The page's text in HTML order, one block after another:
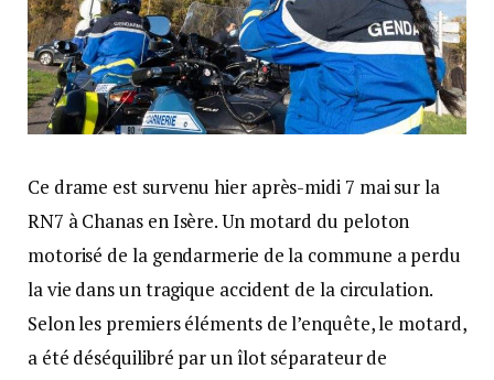
Ce drame est survenu hier après-midi 7 mai sur la
RN7 à Chanas en Isère. Un motard du peloton
motorisé de la gendarmerie de la commune a perdu
la vie dans un tragique accident de la circulation.
Selon les premiers éléments de l’enquête, le motard,
a été déséquilibré par un îlot séparateur de